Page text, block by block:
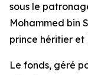
sous le
Mohammed bin
prince héritier et
Le fonds, géré